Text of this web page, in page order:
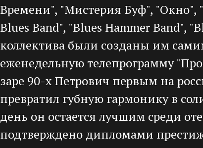
Времени", "Мистерия Буф", "Окно",
Blues Band", "Blues Hammer Band",
коллектива были созданы им
еженедельную телепрограмму
заре 90-х Петрович первым на
превратил губную гармонику в
день он остается лучшим среди
подтверждено дипломами